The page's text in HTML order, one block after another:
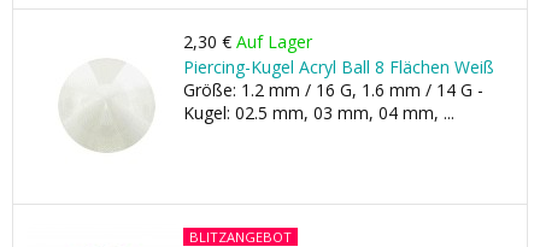
2,30 € Auf Lager
Piercing-Kugel Acryl Ball 8 Flächen Weiß
Größe: 1.2 mm / 16 G, 1.6 mm / 14 G -
Kugel: 02.5 mm, 03 mm, 04 mm, ...
BLITZANGEBOT